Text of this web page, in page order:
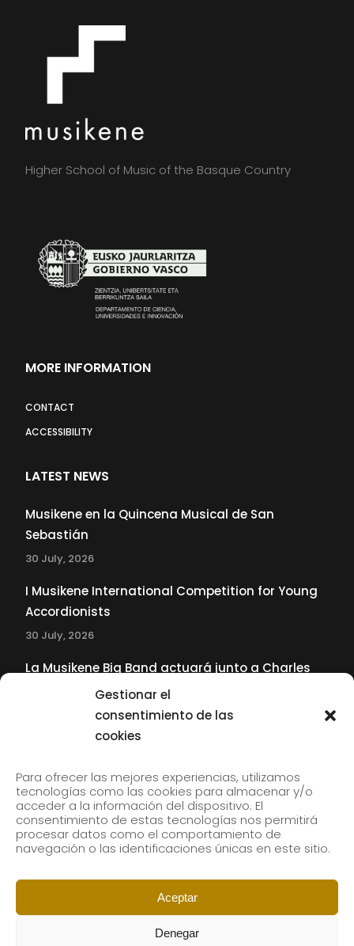
Gestionar el
consentimiento de las
cookies
Para ofrecer las mejores experiencias, utilizamos
tecnologías como las cookies para almacenar y/o
acceder a la información del dispositivo. El
consentimiento de estas tecnologías nos permitirá
procesar datos como el comportamiento de
navegación o las identificaciones únicas en este sitio.
Aceptar
Denegar
Higher School of Music of the Basque Country
MORE INFORMATION
CONTACT
ACCESSIBILITY
LATEST NEWS
Musikene en la Quincena Musical de San
Sebastián
30 July, 2026
I Musikene International Competition for Young
Accordionists
30 July, 2026
La Musikene Big Band actuará junto a Charles
Tolliver en el 61 Jazzaldia
Subscribe to our newsletter to receive our news by
email.